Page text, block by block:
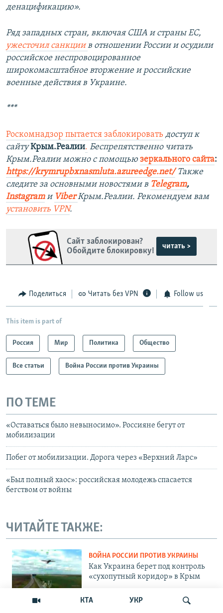
КТА УКР
денацификацию».
Ряд западных стран, включая США и страны ЕС,
ужесточил санкциив отношении России и осудили
российское неспровоцированное
широкомасштабное вторжение и российские
военные действия в Украине.
***
Роскомнадзор пытается заблокировать доступ к
сайтуКрым.Реалии. Беспрепятственно читать
Крым.Реалии можно с помощью зеркального сайта:
https://krymrupbxnasmluta.azureedge.net/ Также
следите за основными новостями в Telegram,
Instagram и ViberКрым.Реалии. Рекомендуем вам
установить VPN.
Сайт заблокирован?
Обойдите блокировку!
читать >
Поделиться Читать без VPN Follow us
This item is part of
Россия Мир Политика Общество
Все статьи Война России против Украины
ПО ТЕМЕ
«Оставаться было невыносимо». Россияне бегут от
мобилизации
Побег от мобилизации. Дорога через «Верхний Ларс»
«Был полный хаос»: российская молодежь спасается
бегством от войны
ЧИТАЙТЕ ТАКЖЕ:
ВОЙНА РОССИИ ПРОТИВ УКРАИНЫ
Как Украина берет под контроль
«сухопутный коридор» в Крым